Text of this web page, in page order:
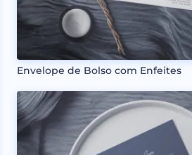
Envelope de Bolso com Enfeites